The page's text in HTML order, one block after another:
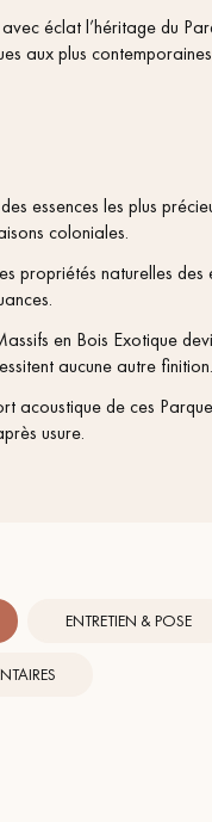
éclat l’héritage du
aux plus
essences les plus
coloniales.
propriétés naturelles
en Bois Exotique
aucune autre finition.
acoustique de ces
usure.
ENTRETIEN & POSE